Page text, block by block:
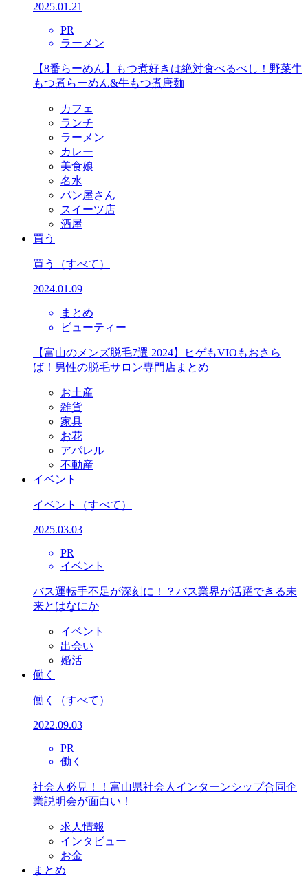
2025.01.21
PR
ラーメン
【8番らーめん】もつ煮好きは絶対食べるべし！野菜牛
もつ煮らーめん&牛もつ煮唐麺
カフェ
ランチ
ラーメン
カレー
美食娘
名水
パン屋さん
スイーツ店
酒屋
買う
買う （すべて）
2024.01.09
まとめ
ビューティー
【富山のメンズ脱毛7選 2024】ヒゲもVIOもおさら
ば！男性の脱毛サロン専門店まとめ
お土産
雑貨
家具
お花
アパレル
不動産
イベント
イベント （すべて）
2025.03.03
PR
イベント
バス運転手不足が深刻に！？バス業界が活躍できる未
来とはなにか
イベント
出会い
婚活
働く
働く （すべて）
2022.09.03
PR
働く
社会人必見！！富山県社会人インターンシップ合同企
業説明会が面白い！
求人情報
インタビュー
お金
まとめ